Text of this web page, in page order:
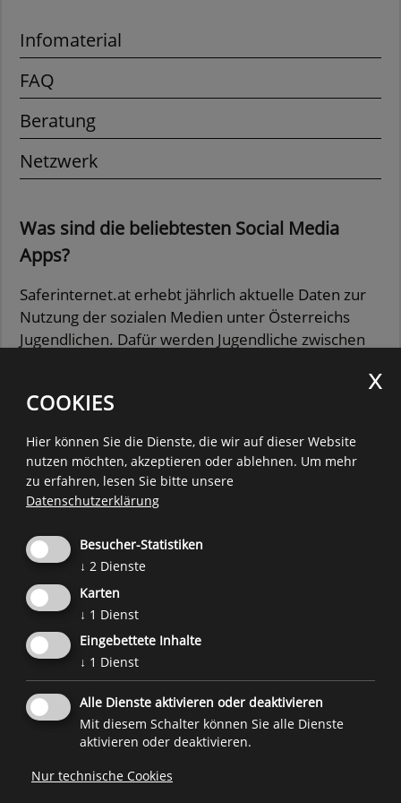
Infomaterial
FAQ
Beratung
Netzwerk
Was sind die beliebtesten Social Media
Apps?
Saferinternet.at erhebt jährlich aktuelle Daten zur
Nutzung der sozialen Medien unter Österreichs
Jugendlichen. Dafür werden Jugendliche zwischen
Saferinternet.at
Eine Initiative des Forum Prävention im Auftrag und Zusammenarbeit mit
Familienagentur weiteren Projektpartnern
© 2026
Forum Prävention
COOKIES
Hier können Sie die Dienste, die wir auf dieser Website
nutzen möchten, akzeptieren oder ablehnen. Um mehr
zu erfahren, lesen Sie bitte unsere
Datenschutzerklärung
Besucher-Statistiken
↓ 2 Dienste
Karten
↓ 1 Dienst
Eingebettete Inhalte
↓ 1 Dienst
Alle Dienste aktivieren oder deaktivieren
Mit diesem Schalter können Sie alle Dienste
aktivieren oder deaktivieren.
Nur technische Cookies